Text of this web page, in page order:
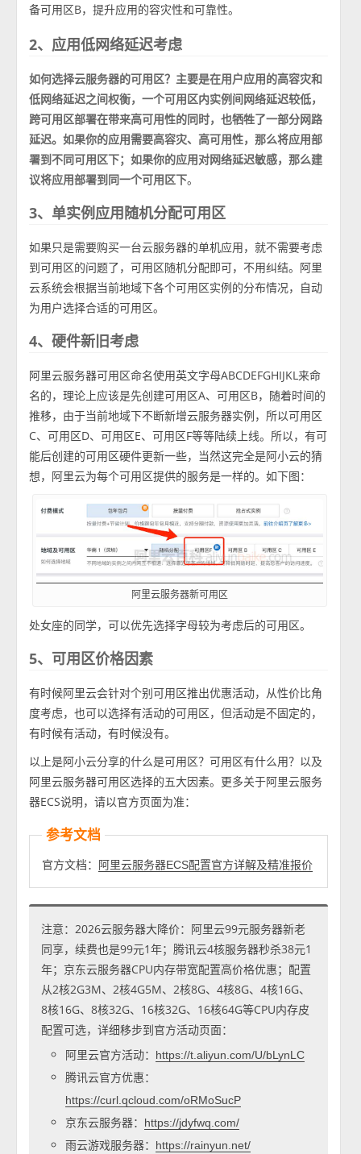
备可用区B，提升应用的容灾性和可靠性。
2、应用低网络延迟考虑
如何选择云服务器的可用区？主要是在用户应用的高容灾和
低网络延迟之间权衡，一个可用区内实例间网络延迟较低，
跨可用区部署在带来高可用性的同时，也牺牲了一部分网路
延迟。如果你的应用需要高容灾、高可用性，那么将应用部
署到不同可用区下；如果你的应用对网络延迟敏感，那么建
议将应用部署到同一个可用区下。
3、单实例应用随机分配可用区
如果只是需要购买一台云服务器的单机应用，就不需要考虑
到可用区的问题了，可用区随机分配即可，不用纠结。阿里
云系统会根据当前地域下各个可用区实例的分布情况，自动
为用户选择合适的可用区。
4、硬件新旧考虑
阿里云服务器可用区命名使用英文字母ABCDEFGHIJKL来命
名的，理论上应该是先创建可用区A、可用区B，随着时间的
推移，由于当前地域下不断新增云服务器实例，所以可用区
C、可用区D、可用区E、可用区F等等陆续上线。所以，有可
能后创建的可用区硬件更新一些，当然这完全是阿小云的猜
想，阿里云为每个可用区提供的服务是一样的。如下图：
阿里云服务器新可用区
处女座的同学，可以优先选择字母较为考虑后的可用区。
5、可用区价格因素
有时候阿里云会针对个别可用区推出优惠活动，从性价比角
度考虑，也可以选择有活动的可用区，但活动是不固定的，
有时候有活动，有时候没有。
以上是阿小云分享的什么是可用区？可用区有什么用？以及
阿里云服务器可用区选择的五大因素。更多关于阿里云服务
器ECS说明，请以官方页面为准：
参考文档
官方文档： 阿里云服务器ECS配置官方详解及精准报价
注意：2026云服务器大降价：阿里云99元服务器新老
同享，续费也是99元1年；腾讯云4核服务器秒杀38元1
年；京东云服务器CPU内存带宽配置高价格优惠；配置
从2核2G3M、2核4G5M、2核8G、4核8G、4核16G、
8核16G、8核32G、16核32G、16核64G等CPU内存皮
配置可选，详细移步到官方活动页面：
阿里云官方活动：
https://t.aliyun.com/U/bLynLC
腾讯云官方优惠：
https://curl.qcloud.com/oRMoSucP
京东云服务器： https://jdyfwq.com/
雨云游戏服务器： https://rainyun.net/